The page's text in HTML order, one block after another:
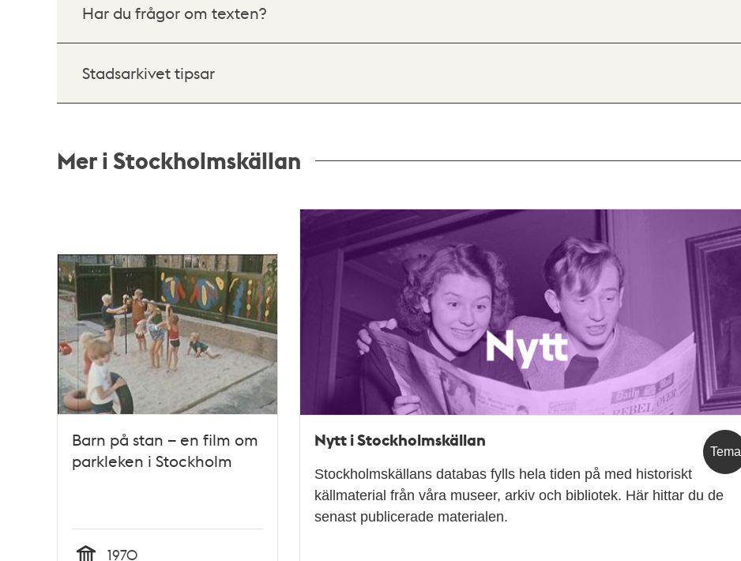
Har du frågor om texten?
Stadsarkivet tipsar
Mer i Stockholmskällan
teman
Barn på stan – en film om
parkleken i Stockholm
1970
Tema
Nytt i Stockholmskällan
Stockholmskällans databas fylls hela tiden på med historiskt
källmaterial från våra museer, arkiv och bibliotek. Här hittar du de
senast publicerade materialen.